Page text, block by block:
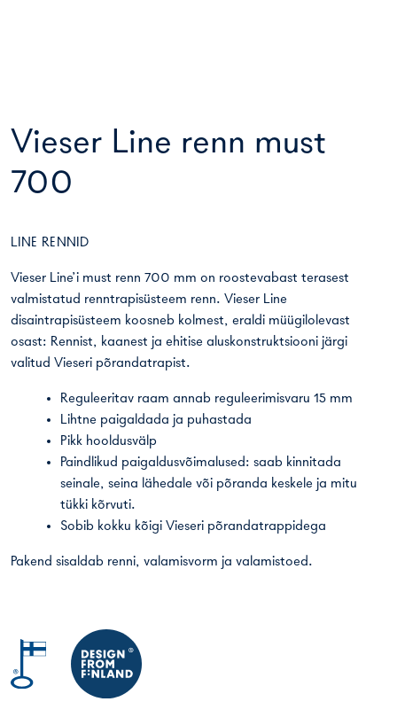
Vieser Line renn must
700
LINE RENNID
Vieser Line’i must renn 700 mm on roostevabast terasest
valmistatud renntrapisüsteem renn. Vieser Line
disaintrapisüsteem koosneb kolmest, eraldi müügilolevast
osast: Rennist, kaanest ja ehitise aluskonstruktsiooni järgi
valitud Vieseri põrandatrapist.
Reguleeritav raam annab reguleerimisvaru 15 mm
Lihtne paigaldada ja puhastada
Pikk hooldusvälp
Paindlikud paigaldusvõimalused: saab kinnitada
seinale, seina lähedale või põranda keskele ja mitu
tükki kõrvuti.
Sobib kokku kõigi Vieseri põrandatrappidega
Pakend sisaldab renni, valamisvorm ja valamistoed.